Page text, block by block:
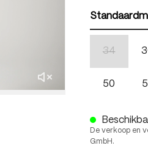
34
50
De verkoop en
GmbH.